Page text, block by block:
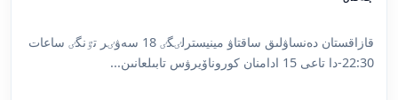
قازاقستان دەنساۋلىق ساقتاۋ مينيسترلٸگٸ 18 سەۋٸر تٷنگٸ ساعات
22:30-دا تاعى 15 ادامنان كوروناۆيرۋس تابىلعانىن...